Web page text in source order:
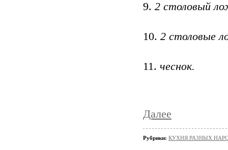
2 столовый
2 столовые
чеснок.
Далее
Рубрики: КУХНЯ РАЗНЫХ